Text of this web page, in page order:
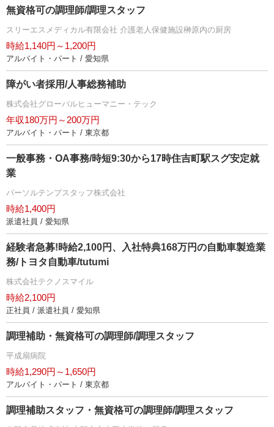
無資格可の調理師/調理スタッフ
スリーエスメディカル有限会社 介護老人保健施設榊原内の厨房
時給1,140円～1,200円
アルバイト・パート / 愛知県
障がい者採用/人事総務補助
株式会社グローバルヒューマニー・テック
年収180万円～200万円
アルバイト・パート / 東京都
一般事務・OA事務/時短9:30から17時住吉町駅スグ安定就
業
パーソルテンプスタッフ株式会社
時給1,400円
派遣社員 / 愛知県
経験者急募!時給2,100円、入社特典168万円の自動車製造業
務/トヨタ自動車/tutumi
株式会社テクノスマイル
時給2,100円
正社員 / 派遣社員 / 愛知県
調理補助・無資格可の調理師/調理スタッフ
平成扇病院
時給1,290円～1,650円
アルバイト・パート / 東京都
調理補助スタッフ・無資格可の調理師/調理スタッフ